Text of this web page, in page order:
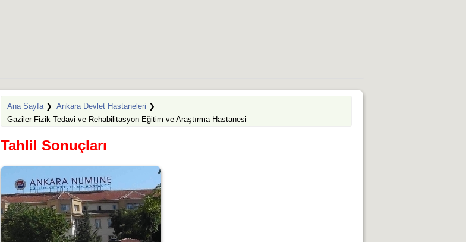
Ana Sayfa❯ Ankara Devlet Hastaneleri ❯
Gaziler Fizik Tedavi ve Rehabilitasyon Eğitim ve Araştırma Hastanesi
Tahlil Sonuçları